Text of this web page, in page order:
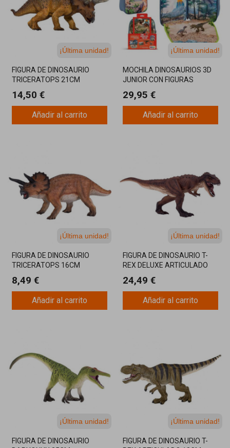
¡Última unidad!
FIGURA DE DINOSAURIO
TRICERATOPS 21CM
14,50 €
Añadir al carrito
¡Última unidad!
MOCHILA DINOSAURIOS 3D
JUNIOR CON FIGURAS
29,95 €
Añadir al carrito
¡Última unidad!
FIGURA DE DINOSAURIO
TRICERATOPS 16CM
8,49 €
Añadir al carrito
¡Última unidad!
FIGURA DE DINOSAURIO T-
REX DELUXE ARTICULADO
24,49 €
Añadir al carrito
¡Última unidad!
FIGURA DE DINOSAURIO
¡Última unidad!
FIGURA DE DINOSAURIO T-